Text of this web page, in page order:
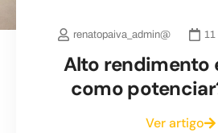
renatopaiva_admin@ 11
Alto rendimento
como
Ver artigo